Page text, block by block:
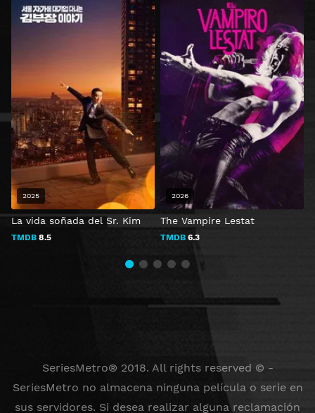
La vida soñada del Sr. Kim
TMDB 8.5
2025
The Vampire Lestat
TMDB 6.3
2026
SeriesMetro® 2018. All rights reserved © -
SeriesMetro no almacena ninguna película o serie en
sus servidores. Si desea realizar alguna reclamación